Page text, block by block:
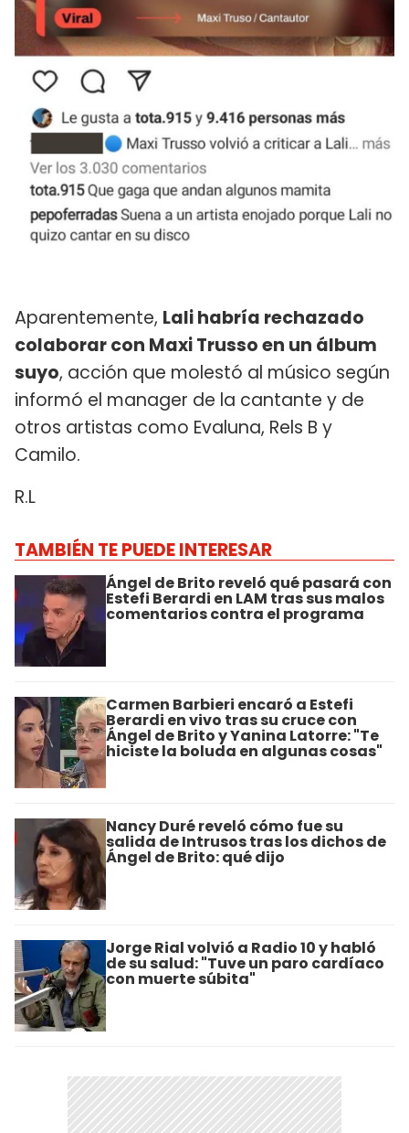
Aparentemente, Lali habría rechazado
colaborar con Maxi Trusso en un álbum
suyo, acción que molestó al músico según
informó el manager de la cantante y de
otros artistas como Evaluna, Rels B y
Camilo.
R.L
TAMBIÉN TE PUEDE INTERESAR
Ángel de Brito reveló qué pasará con
Estefi Berardi en LAM tras sus malos
comentarios contra el programa
Carmen Barbieri encaró a Estefi
Berardi en vivo tras su cruce con
Ángel de Brito y Yanina Latorre: "Te
hiciste la boluda en algunas cosas"
Nancy Duré reveló cómo fue su
salida de Intrusos tras los dichos de
Ángel de Brito: qué dijo
Jorge Rial volvió a Radio 10 y habló
de su salud: "Tuve un paro cardíaco
con muerte súbita"